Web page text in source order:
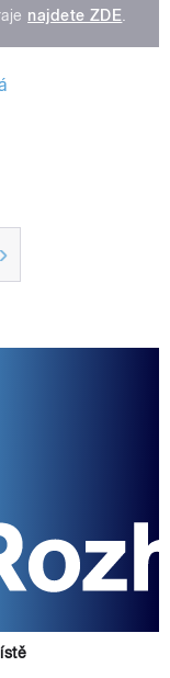
najdete ZDE